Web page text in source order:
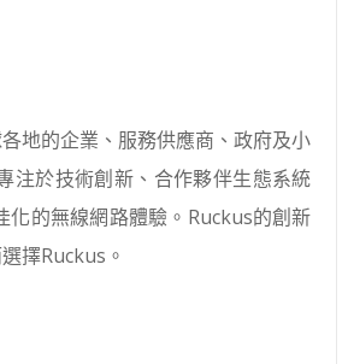
地的企業、服務供應商、政府及小
注於技術創新、合作夥伴生態系統
的無線網路體驗。Ruckus的創新
擇Ruckus。